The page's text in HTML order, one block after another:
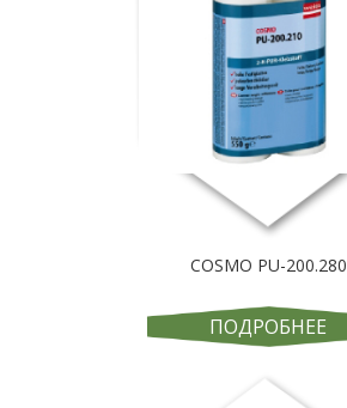
COSMO PU-200.280
ПОДРОБНЕЕ